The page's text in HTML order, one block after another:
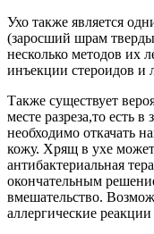
Ухо также является
(заросший шрам
несколько методов их
инъекции стероидов и
Также существует
месте разреза,то есть
необходимо откачать
кожу. Хрящ в ухе
антибактериальная
окончательным
вмешательство.
аллергические